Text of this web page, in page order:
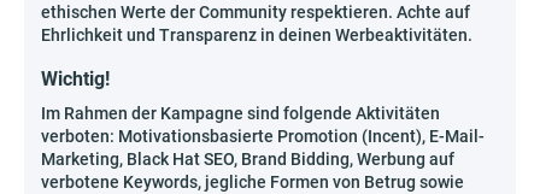
ethischen Werte der Community respektieren. Achte auf
Ehrlichkeit und Transparenz in deinen Werbeaktivitäten.
Wichtig!
Im Rahmen der Kampagne sind folgende Aktivitäten
verboten: Motivationsbasierte Promotion (Incent), E-Mail-
Marketing, Black Hat SEO, Brand Bidding, Werbung auf
verbotene Keywords, jegliche Formen von Betrug sowie